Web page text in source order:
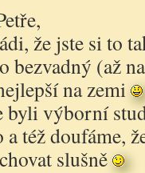
že jste si to
bezvadný (až
na zemi
byli výborní
též doufáme,
slušně